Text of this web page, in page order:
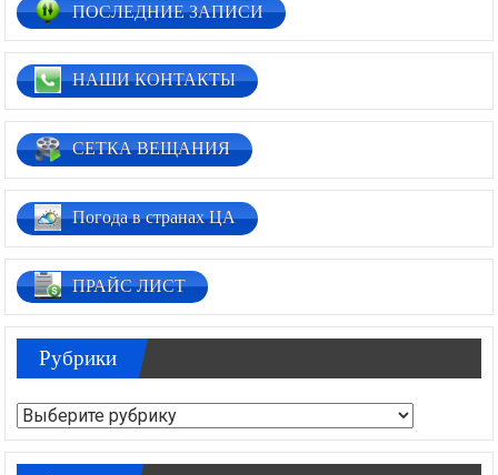
ПОСЛЕДНИЕ ЗАПИСИ
НАШИ КОНТАКТЫ
СЕТКА ВЕЩАНИЯ
Погода в странах ЦА
ПРАЙС ЛИСТ
Рубрики
Рубрики